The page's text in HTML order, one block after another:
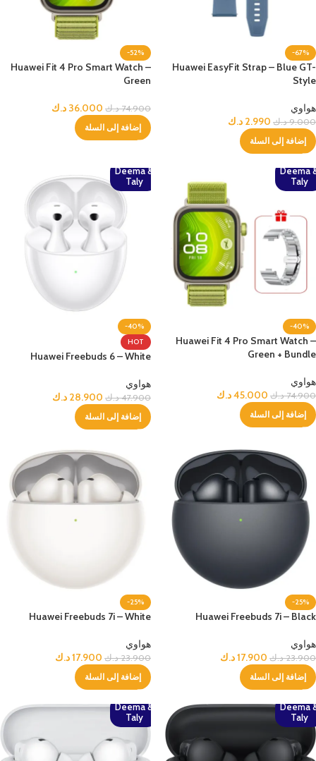
-67%
Huawei EasyFit Strap – Blue GT-
Style
هواوي
9.000 د.ك 2.990 د.ك
إضافة إلى السلة
-52%
Huawei Fit 4 Pro Smart Watch –
Green
74.900 د.ك 36.000 د.ك
إضافة إلى السلة
Deema
Taly
-40%
Huawei Fit 4 Pro Smart Watch –
Green + Bundle
هواوي
74.900 د.ك 45.000د.ك
إضافة إلى السلة
Deema &
Taly
-40%
HOT
Huawei Freebuds 6 – White
هواوي
47.900 د.ك 28.900 د.ك
إضافة إلى السلة
-25%
Huawei Freebuds 7i – Black
هواوي
23.900 د.ك 17.900د.ك
إضافة إلى السلة
-25%
Huawei Freebuds 7i – White
هواوي
23.900 د.ك 17.900د.ك
إضافة إلى السلة
Deema
Taly
Deema &
Taly